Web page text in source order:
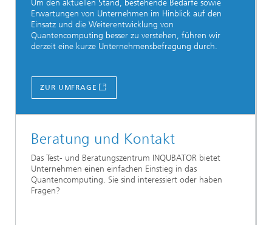
Um den aktuellen Stand, bestehende Bedarfe sowie
Erwartungen von Unternehmen im Hinblick auf den
Einsatz und die Weiterentwicklung von
Quantencomputing besser zu verstehen, führen wir
derzeit eine kurze Unternehmensbefragung durch.
ZUR UMFRAGE
Beratung und Kontakt
Das Test- und Beratungszentrum INQUBATOR bietet
Unternehmen einen einfachen Einstieg in das
Quantencomputing. Sie sind interessiert oder haben
Fragen?